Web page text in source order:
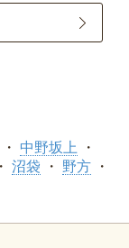
中野坂上
沼袋
野方